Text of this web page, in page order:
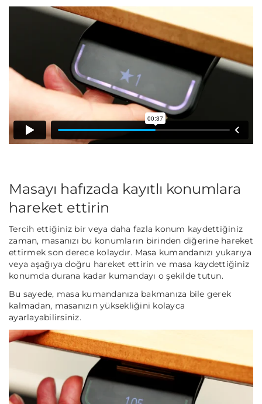
Masayı hafızada kayıtlı konumlara
hareket ettirin
Tercih ettiğiniz bir veya daha fazla konum kaydettiğiniz
zaman, masanızı bu konumların birinden diğerine hareket
ettirmek son derece kolaydır. Masa kumandanızı yukarıya
veya aşağıya doğru hareket ettirin ve masa kaydettiğiniz
konumda durana kadar kumandayı o şekilde tutun.
Bu sayede, masa kumandanıza bakmanıza bile gerek
kalmadan, masanızın yüksekliğini kolayca
ayarlayabilirsiniz.